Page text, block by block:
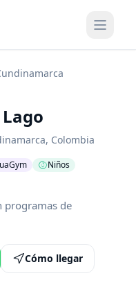
, Colombia
Niños
programas de
Cómo llegar